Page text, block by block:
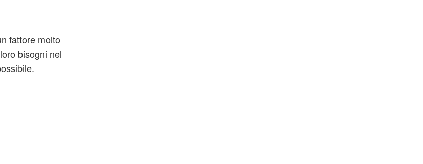
fattore molto
bisogni nel